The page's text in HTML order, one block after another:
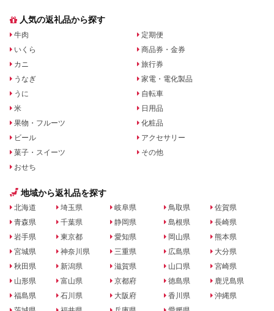
人気の返礼品から探す
牛肉
いくら
カニ
うなぎ
うに
米
果物・フルーツ
ビール
菓子・スイーツ
おせち
定期便
商品券・金券
旅行券
家電・電化製品
自転車
日用品
化粧品
アクセサリー
その他
地域から返礼品を探す
北海道
青森県
岩手県
宮城県
秋田県
山形県
福島県
埼玉県
千葉県
東京都
神奈川県
新潟県
富山県
石川県
岐阜県
静岡県
愛知県
三重県
滋賀県
京都府
大阪府
鳥取県
島根県
岡山県
広島県
山口県
徳島県
香川県
佐賀県
長崎県
熊本県
大分県
宮崎県
鹿児島県
沖縄県